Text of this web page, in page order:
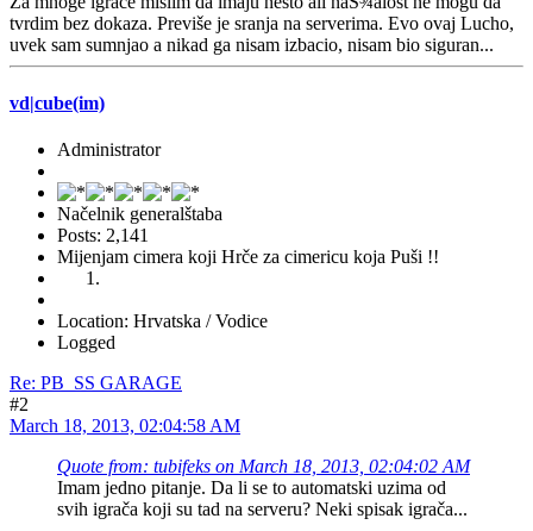
tvrdim bez dokaza. Previše je sranja na serverima. Evo ovaj Lucho,
uvek sam sumnjao a nikad ga nisam izbacio, nisam bio siguran...
vd|cube(im)
Administrator
Načelnik generalštaba
Posts: 2,141
Mijenjam cimera koji Hrče za cimericu koja Puši !!
Location: Hrvatska / Vodice
Logged
Re: PB_SS GARAGE
#2
March 18, 2013, 02:04:58 AM
Quote from: tubifeks on March 18, 2013, 02:04:02 AM
Imam jedno pitanje. Da li se to automatski uzima od
svih igrača koji su tad na serveru? Neki spisak igrača...